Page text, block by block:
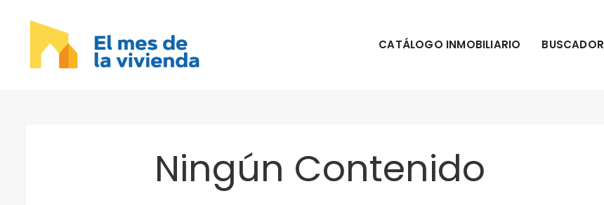
CATÁLOGO INMOBILIARIO BUSCADOR
Ningún Contenido